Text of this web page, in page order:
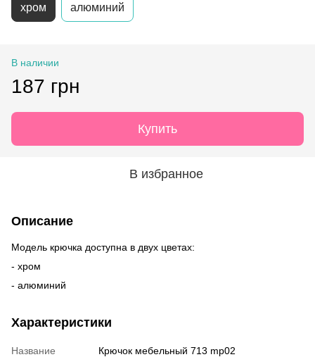
хром алюминий
В наличии
187 грн
Купить
В избранное
Описание
Модель крючка доступна в двух цветах:
- хром
- алюминий
Характеристики
Название
Крючок мебельный 713 mp02